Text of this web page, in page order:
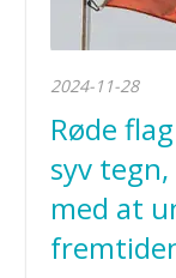
2024-11-28
Røde
syv
med at